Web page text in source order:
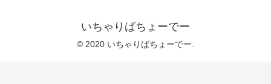
いちゃりばちょーでー
© 2020 いちゃりばちょーでー.